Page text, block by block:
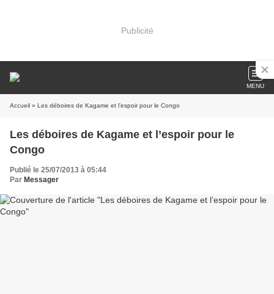
Publicité
MENU
Accueil » Les déboires de Kagame et l’espoir pour le Congo
Les déboires de Kagame et l’espoir pour le
Congo
Publié le 25/07/2013 à 05:44
Par Messager